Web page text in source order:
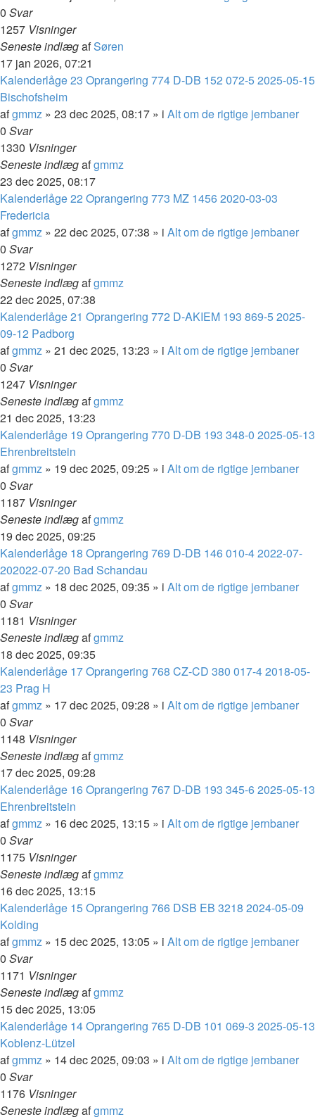
0 Svar
1257 Visninger
Seneste indlægafSøren
17 jan 2026, 07:21
Kalenderlåge 23 Oprangering 774 D-DB 152 072-5 2025-05-15
Bischofsheim
afgmmz » 23 dec 2025, 08:17 » i Alt om de rigtige jernbaner
0 Svar
1330 Visninger
Seneste indlægafgmmz
23 dec 2025, 08:17
Kalenderlåge 22 Oprangering 773 MZ 1456 2020-03-03
Fredericia
afgmmz » 22 dec 2025, 07:38 » i Alt om de rigtige jernbaner
0 Svar
1272 Visninger
Seneste indlægafgmmz
22 dec 2025, 07:38
Kalenderlåge 21 Oprangering 772 D-AKIEM 193 869-5 2025-
09-12 Padborg
afgmmz » 21 dec 2025, 13:23 » i Alt om de rigtige jernbaner
0 Svar
1247 Visninger
Seneste indlægafgmmz
21 dec 2025, 13:23
Kalenderlåge 19 Oprangering 770 D-DB 193 348-0 2025-05-13
Ehrenbreitstein
afgmmz » 19 dec 2025, 09:25 » i Alt om de rigtige jernbaner
0 Svar
1187 Visninger
Seneste indlægafgmmz
19 dec 2025, 09:25
Kalenderlåge 18 Oprangering 769 D-DB 146 010-4 2022-07-
202022-07-20 Bad Schandau
afgmmz » 18 dec 2025, 09:35 » i Alt om de rigtige jernbaner
0 Svar
1181 Visninger
Seneste indlægafgmmz
18 dec 2025, 09:35
Kalenderlåge 17 Oprangering 768 CZ-CD 380 017-4 2018-05-
23 Prag H
afgmmz » 17 dec 2025, 09:28 » i Alt om de rigtige jernbaner
0 Svar
1148 Visninger
Seneste indlægafgmmz
17 dec 2025, 09:28
Kalenderlåge 16 Oprangering 767 D-DB 193 345-6 2025-05-13
Ehrenbreitstein
afgmmz » 16 dec 2025, 13:15 » i Alt om de rigtige jernbaner
0 Svar
1175 Visninger
Seneste indlægafgmmz
16 dec 2025, 13:15
Kalenderlåge 15 Oprangering 766 DSB EB 3218 2024-05-09
Kolding
afgmmz » 15 dec 2025, 13:05 » i Alt om de rigtige jernbaner
0 Svar
1171 Visninger
Seneste indlægafgmmz
15 dec 2025, 13:05
Kalenderlåge 14 Oprangering 765 D-DB 101 069-3 2025-05-13
Koblenz-Lützel
afgmmz » 14 dec 2025, 09:03 » i Alt om de rigtige jernbaner
0 Svar
1176 Visninger
Seneste indlægafgmmz